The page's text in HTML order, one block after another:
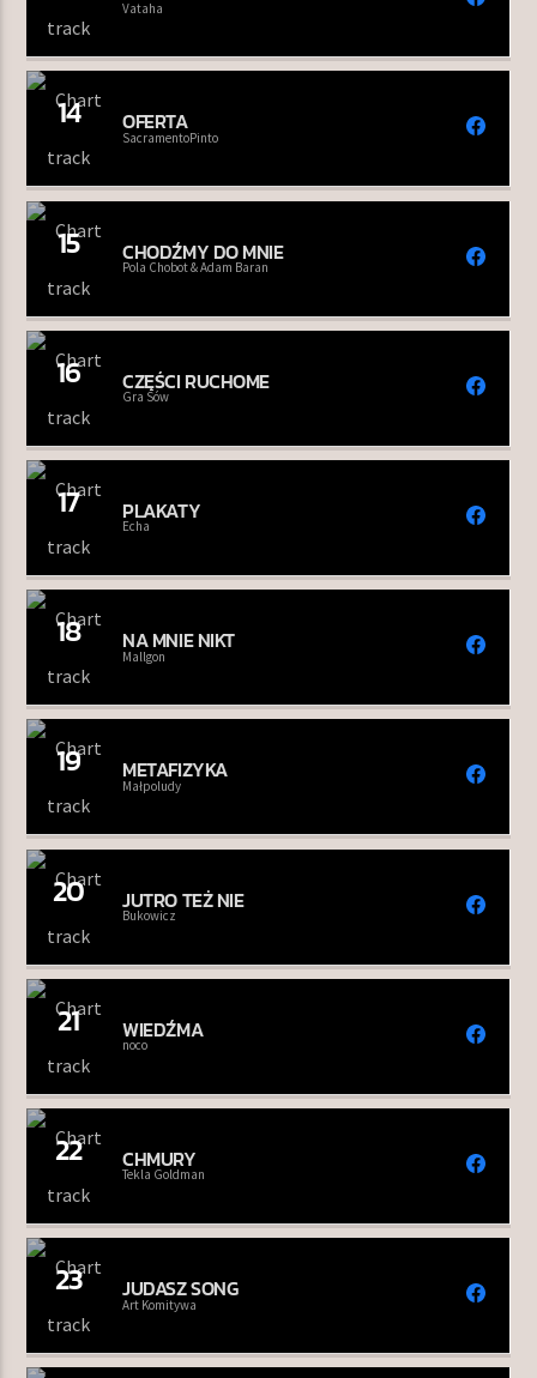
Vataha
14 OFERTA
SacramentoPinto
15 CHODŹMY DO MNIE
Pola Chobot & Adam Baran
16 CZĘŚCI RUCHOME
Gra Sów
17 PLAKATY
Echa
18 NA MNIE NIKT
Mallgon
19 METAFIZYKA
Małpoludy
20 JUTRO TEŻ NIE
Bukowicz
21 WIEDŹMA
noco
22 CHMURY
Tekla Goldman
23 JUDASZ SONG
Art Komitywa